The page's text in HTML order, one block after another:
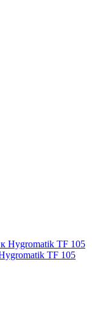
TF 105